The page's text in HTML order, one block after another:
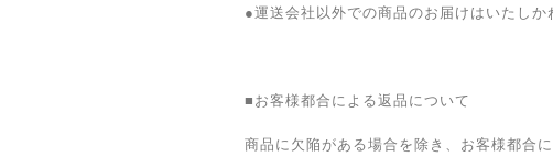
●運送会社以外での商品のお届けはいたしか
■お客様都合による返品について
商品に欠陥がある場合を除き、お客様都合